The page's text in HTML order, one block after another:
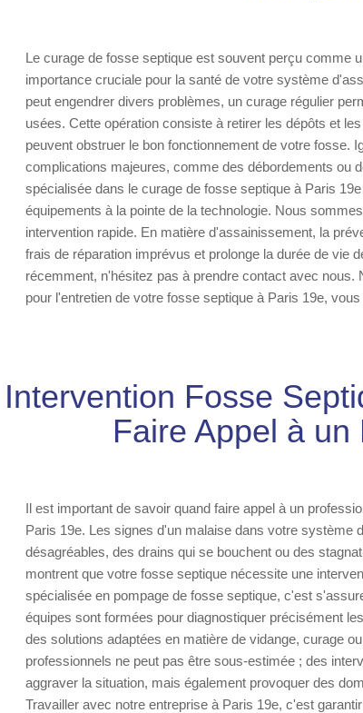
Le curage de fosse septique est souvent perçu comme
importance cruciale pour la santé de votre système
peut engendrer divers problèmes, un curage régulier
usées. Cette opération consiste à retirer les dépôts et
peuvent obstruer le bon fonctionnement de votre fosse.
complications majeures, comme des débordements ou
spécialisée dans le curage de fosse septique à Paris
équipements à la pointe de la technologie. Nous
intervention rapide. En matière d'assainissement, la
frais de réparation imprévus et prolonge la durée de vie
récemment, n'hésitez pas à prendre contact avec
pour l'entretien de votre fosse septique à Paris 19e,
Intervention Fosse
Faire Appel à
Il est important de savoir quand faire appel à un
Paris 19e. Les signes d'un malaise dans votre système
désagréables, des drains qui se bouchent ou des
montrent que votre fosse septique nécessite une
spécialisée en pompage de fosse septique, c'est
équipes sont formées pour diagnostiquer précisément
des solutions adaptées en matière de vidange, curage
professionnels ne peut pas être sous-estimée ; des
aggraver la situation, mais également provoquer des
Travailler avec notre entreprise à Paris 19e, c'est